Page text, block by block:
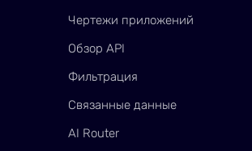
Чертежи приложений
Обзор API
Фильтрация
Связанные данные
AI Router